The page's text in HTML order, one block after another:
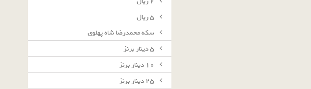
٥ ريال
سکه محمدرضا شاه پهلوی
٥ دينار برنز
٢٥ دينار برنز